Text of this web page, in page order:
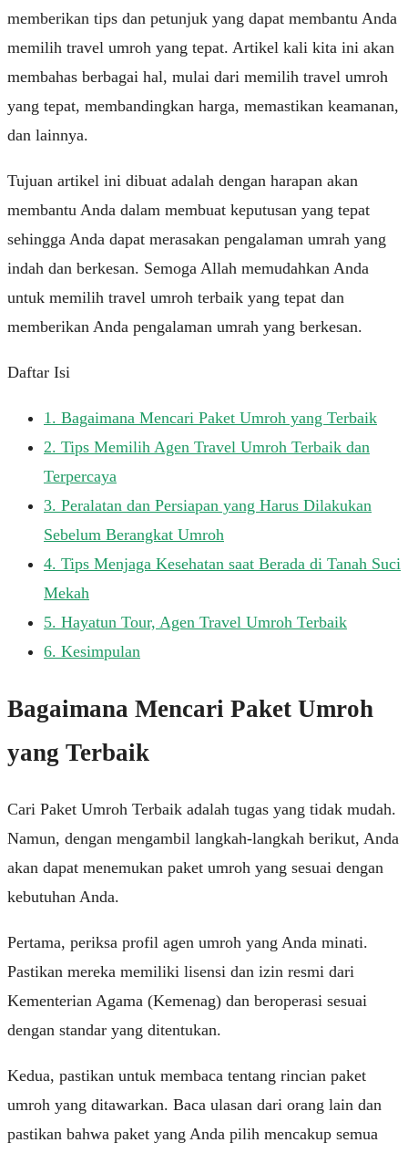
memberikan tips dan petunjuk yang dapat membantu Anda
memilih travel umroh yang tepat. Artikel kali kita ini akan
membahas berbagai hal, mulai dari memilih travel umroh
yang tepat, membandingkan harga, memastikan keamanan,
dan lainnya.
Tujuan artikel ini dibuat adalah dengan harapan akan
membantu Anda dalam membuat keputusan yang tepat
sehingga Anda dapat merasakan pengalaman umrah yang
indah dan berkesan. Semoga Allah memudahkan Anda
untuk memilih travel umroh terbaik yang tepat dan
memberikan Anda pengalaman umrah yang berkesan.
Daftar Isi
1. Bagaimana Mencari Paket Umroh yang Terbaik
2. Tips Memilih Agen Travel Umroh Terbaik dan
Terpercaya
3. Peralatan dan Persiapan yang Harus Dilakukan
Sebelum Berangkat Umroh
4. Tips Menjaga Kesehatan saat Berada di Tanah Suci
Mekah
5. Hayatun Tour, Agen Travel Umroh Terbaik
6. Kesimpulan
Bagaimana Mencari Paket Umroh
yang Terbaik
Cari Paket Umroh Terbaik adalah tugas yang tidak mudah.
Namun, dengan mengambil langkah-langkah berikut, Anda
akan dapat menemukan paket umroh yang sesuai dengan
kebutuhan Anda.
Pertama, periksa profil agen umroh yang Anda minati.
Pastikan mereka memiliki lisensi dan izin resmi dari
Kementerian Agama (Kemenag) dan beroperasi sesuai
dengan standar yang ditentukan.
Kedua, pastikan untuk membaca tentang rincian paket
umroh yang ditawarkan. Baca ulasan dari orang lain dan
pastikan bahwa paket yang Anda pilih mencakup semua